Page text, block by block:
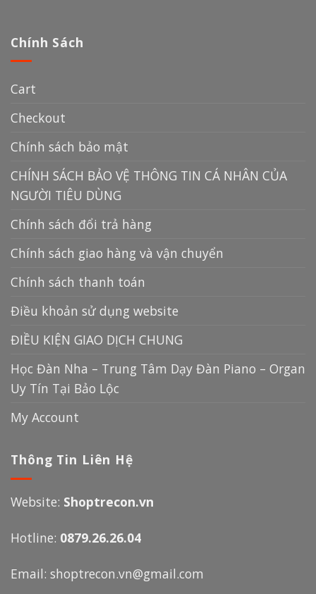
Chính Sách
Cart
Checkout
Chính sách bảo mật
CHÍNH SÁCH BẢO VỆ THÔNG TIN CÁ NHÂN CỦA
NGƯỜI TIÊU DÙNG
Chính sách đổi trả hàng
Chính sách giao hàng và vận chuyển
Chính sách thanh toán
Điều khoản sử dụng website
ĐIỀU KIỆN GIAO DỊCH CHUNG
Học Đàn Nha – Trung Tâm Dạy Đàn Piano – Organ
Uy Tín Tại Bảo Lộc
My Account
Thông Tin Liên Hệ
Website: Shoptrecon.vn
Hotline: 0879.26.26.04
Email: shoptrecon.vn@gmail.com